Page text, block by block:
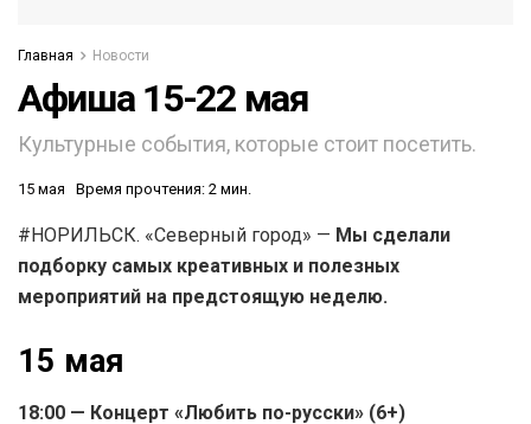
Главная Новости
Афиша 15-22 мая
Культурные события, которые стоит посетить.
15 мая Время прочтения: 2 мин.
#НОРИЛЬСК. «Северный город» — Мы сделали
подборку самых креативных и полезных
мероприятий на предстоящую неделю.
15 мая
18:00 — Концерт «Любить по-русски» (6+)